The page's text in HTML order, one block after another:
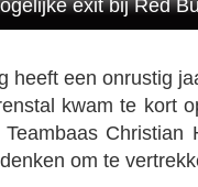
heeft een onrustig
kwam te kort
Christian
om te